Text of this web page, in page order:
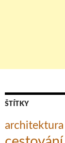
ŠTÍTKY
architektura